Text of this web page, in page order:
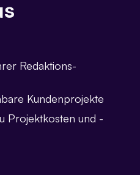
Redaktions-
Kundenprojekte
Projektkosten und -